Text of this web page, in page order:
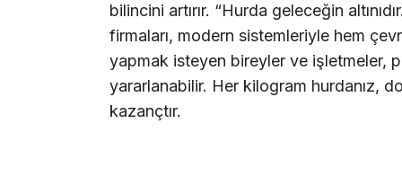
bilincini artırır. “Hurda geleceğin
firmaları, modern sistemleriyle hem
yapmak isteyen bireyler ve işletmeler,
yararlanabilir. Her kilogram hurdanız,
kazançtır.